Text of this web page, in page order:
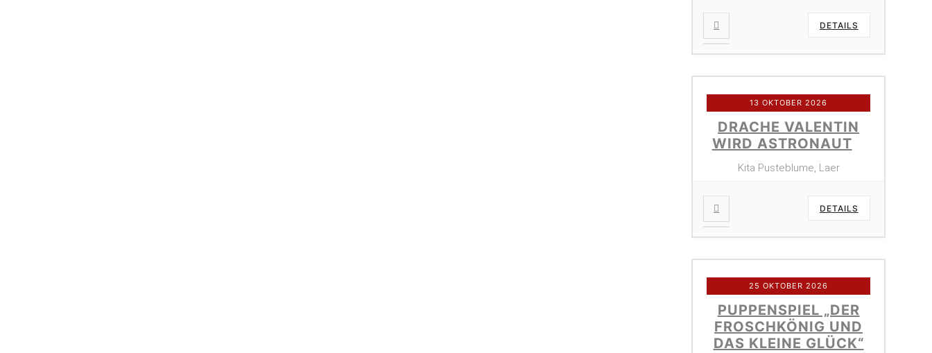
DETAILS
13 OKTOBER 2026
DRACHE VALENTIN
WIRD ASTRONAUT
Kita Pusteblume, Laer
DETAILS
25 OKTOBER 2026
PUPPENSPIEL „DER
FROSCHKÖNIG UND
DAS KLEINE GLÜCK“